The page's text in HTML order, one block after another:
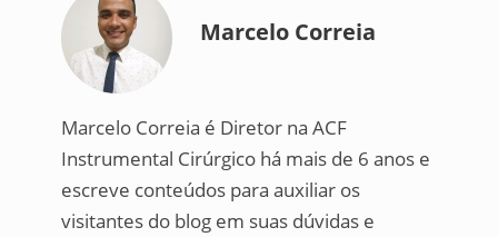
Marcelo Correia
Marcelo Correia é Diretor na ACF
Instrumental Cirúrgico há mais de 6 anos e
escreve conteúdos para auxiliar os
visitantes do blog em suas dúvidas e